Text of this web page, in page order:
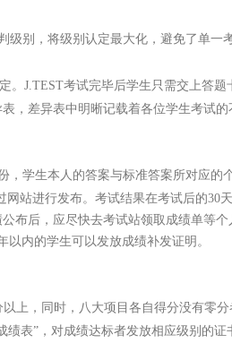
级别，将级别认定最大化，避免了单一
。J.TEST考试完毕后学生只需交上答
，差异表中明晰记载着各位学生考试的
，学生本人的答案与标准答案所对应
网站进行发布。考试结果在考试后的
布后，应尽快去考试站领取成绩单等
内的学生可以发放成绩补发证明。
以上，同时，八大项目各自得分没有零
表”，对成绩达标者发放相应级别的证